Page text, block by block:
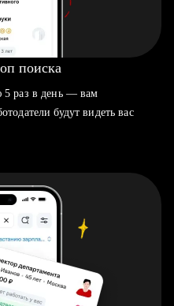
поиска
5 раз в день — вам
будут видеть вас